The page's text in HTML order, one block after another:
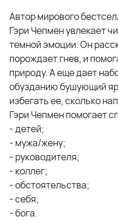
Автор мирового
Гэри Чепмен увлекает
темной эмоции. Он
порождает гнев, и
природу. А еще дает
обузданию бушующий
избегать ее, сколько
Гэри Чепмен помогает
- детей;
- мужа/жену;
- руководителя;
- коллег;
- обстоятельства;
- себя;
- бога.